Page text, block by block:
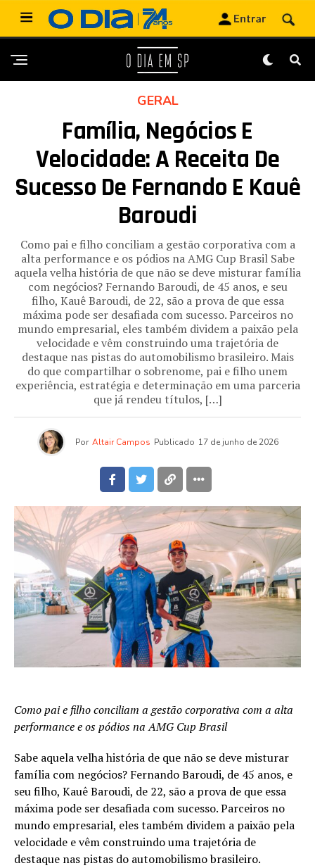
GERAL
Família, Negócios E
Velocidade: A Receita De
Sucesso De Fernando E Kauê
Baroudi
Como pai e filho conciliam a gestão corporativa com a
alta performance e os pódios na AMG Cup Brasil Sabe
aquela velha história de que não se deve misturar família
com negócios? Fernando Baroudi, de 45 anos, e seu
filho, Kauê Baroudi, de 22, são a prova de que essa
máxima pode ser desafiada com sucesso. Parceiros no
mundo empresarial, eles também dividem a paixão pela
velocidade e vêm construindo uma trajetória de
destaque nas pistas do automobilismo brasileiro. Mais
do que compartilhar o sobrenome, pai e filho unem
experiência, estratégia e determinação em uma parceria
que já rendeu títulos, […]
Por Altair Campos Publicado 17 de junho de 2026
Como pai e filho conciliam a gestão corporativa com a alta
performance e os pódios na AMG Cup Brasil
Sabe aquela velha história de que não se deve misturar
família com negócios? Fernando Baroudi, de 45 anos, e
seu filho, Kauê Baroudi, de 22, são a prova de que essa
máxima pode ser desafiada com sucesso. Parceiros no
mundo empresarial, eles também dividem a paixão pela
velocidade e vêm construindo uma trajetória de
destaque nas pistas do automobilismo brasileiro.